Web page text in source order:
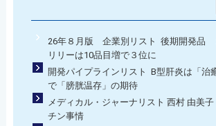
26年８月版 企業別リスト 後期開発品
リリーは10品目増で３位に
開発パイプラインリスト B型肝炎は「治
で「膀胱温存」の期待
メディカル・ジャーナリスト 西村 由美
チン事情